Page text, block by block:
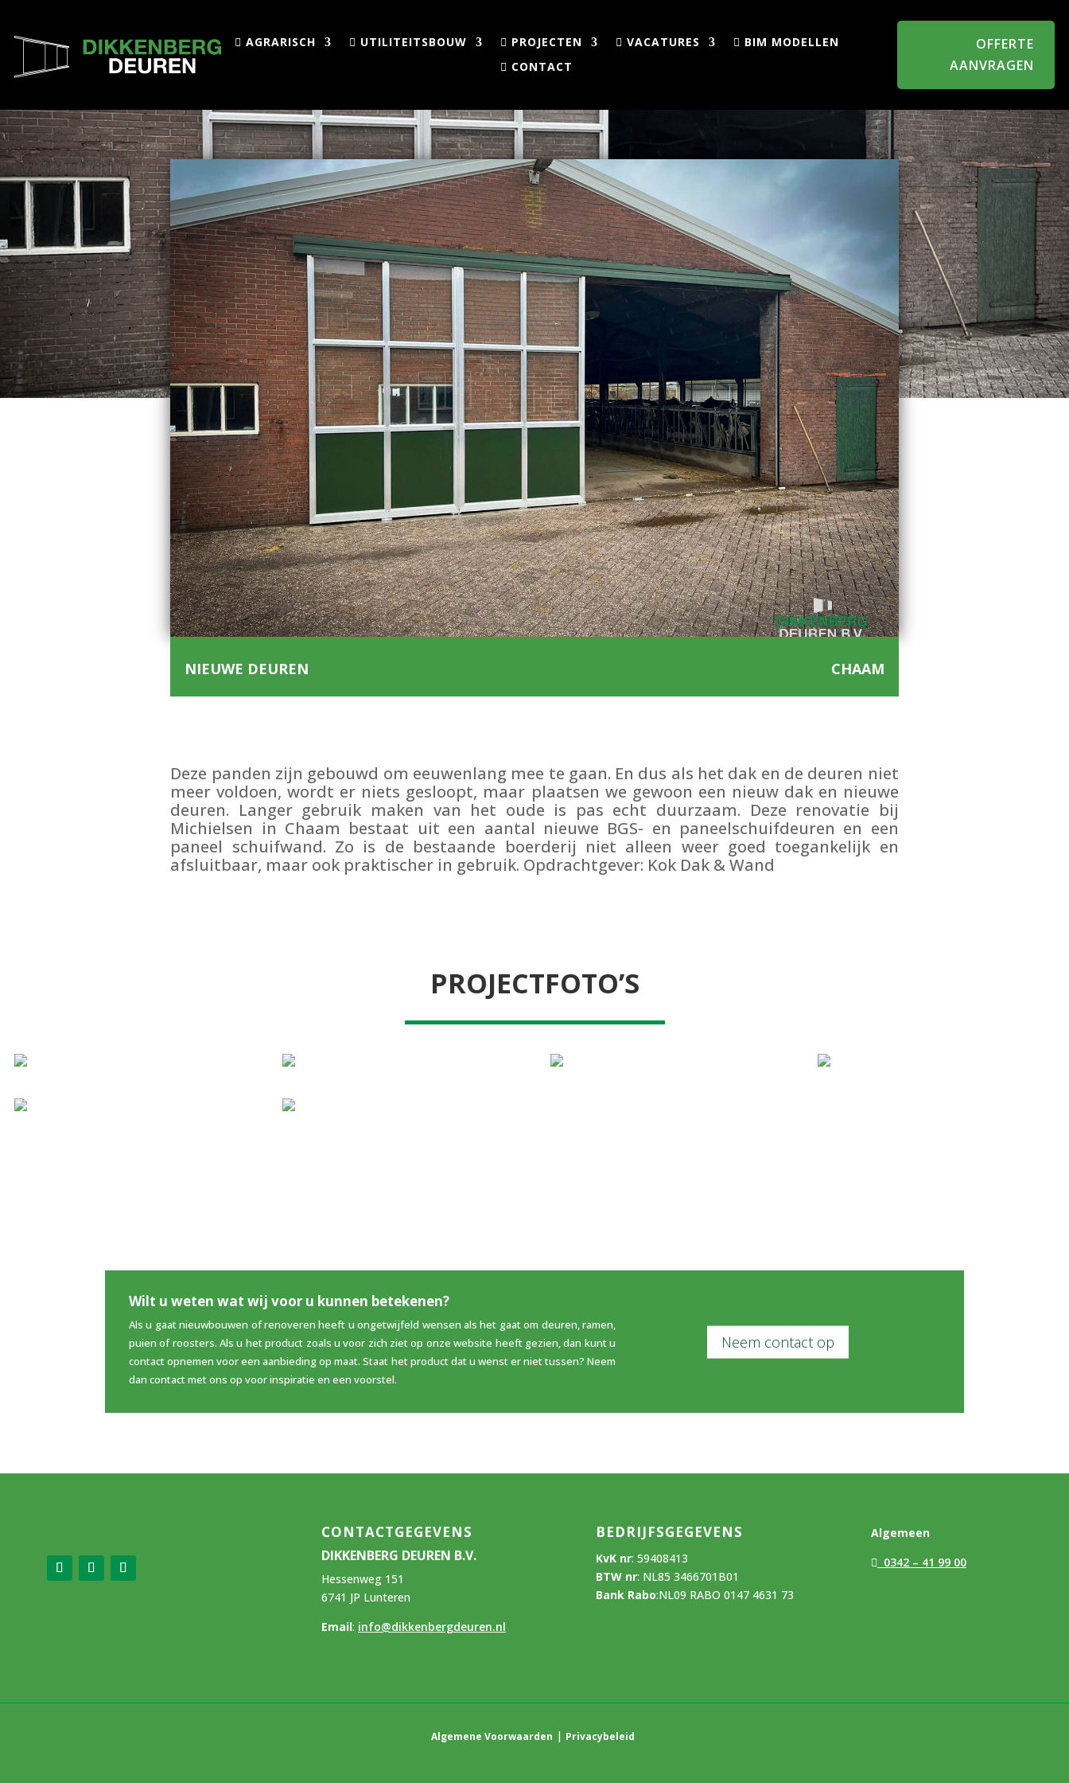
AGRARISCH UTILITEITSBOUW PROJECTEN VACATURES
BIM MODELLEN
CONTACT
OFFERTE
AANVRAGEN
NIEUWE DEUREN CHAAM
Deze panden zijn gebouwd om eeuwenlang mee te gaan. En dus als het dak en de deuren niet
meer voldoen, wordt er niets gesloopt, maar plaatsen we gewoon een nieuw dak en nieuwe
deuren. Langer gebruik maken van het oude is pas echt duurzaam. Deze renovatie bij
Michielsen in Chaam bestaat uit een aantal nieuwe BGS- en paneelschuifdeuren en een
paneel schuifwand. Zo is de bestaande boerderij niet alleen weer goed toegankelijk en
afsluitbaar, maar ook praktischer in gebruik. Opdrachtgever: Kok Dak & Wand
PROJECTFOTO’S
Wilt u weten wat wij voor u kunnen betekenen?
Als u gaat nieuwbouwen of renoveren heeft u ongetwijfeld wensen als het gaat om deuren, ramen,
puien of roosters. Als u het product zoals u voor zich ziet op onze website heeft gezien, dan kunt u
contact opnemen voor een aanbieding op maat. Staat het product dat u wenst er niet tussen? Neem
dan contact met ons op voor inspiratie en een voorstel.
Neem contact op
CONTACTGEGEVENS
DIKKENBERG DEUREN B.V.
Hessenweg 151
6741 JP Lunteren
Email: info@dikkenbergdeuren.nl
BEDRIJFSGEGEVENS
KvK nr: 59408413
BTW nr: NL85 3466701B01
Bank Rabo:NL09 RABO 0147 4631 73
Algemeen
0342 – 41 99 00
Algemene Voorwaarden | Privacybeleid